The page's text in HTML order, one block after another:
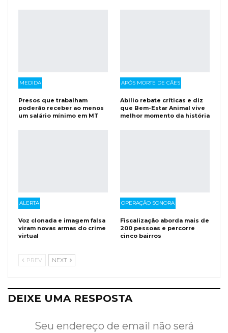
MEDIDA
Presos que trabalham
poderão receber ao menos
um salário mínimo em MT
APÓS MORTE DE CÃES
Abilio rebate críticas e diz
que Bem-Estar Animal vive
melhor momento da história
ALERTA
Voz clonada e imagem falsa
viram novas armas do crime
virtual
OPERAÇÃO SONORA
Fiscalização aborda mais de
200 pessoas e percorre
cinco bairros
PREV NEXT
DEIXE UMA RESPOSTA
Seu endereço de email não será